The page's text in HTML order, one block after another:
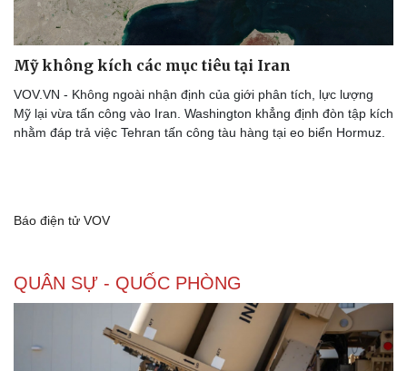
Mỹ không kích các mục tiêu tại Iran
Mỹ lại vừa tấn công vào Iran. Washington khẳng định đòn tập kích
nhằm đáp trả việc Tehran tấn công tàu hàng tại eo biển Hormuz.